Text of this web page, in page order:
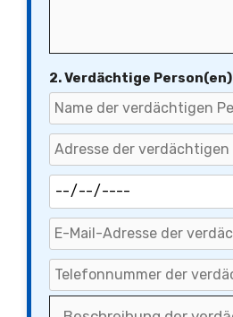
2. Verdächtige Person(en)